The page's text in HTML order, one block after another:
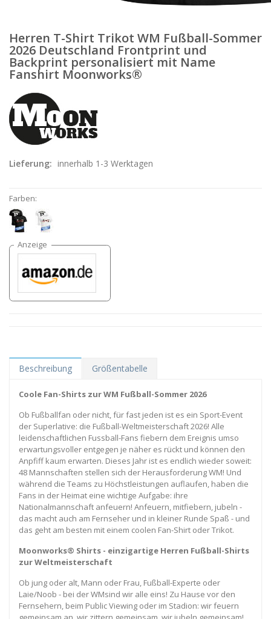
Herren T-Shirt Trikot WM Fußball-Sommer
2026 Deutschland Frontprint und
Backprint personalisiert mit Name
Fanshirt Moonworks®
Lieferung: innerhalb 1-3 Werktagen
Farben:
Beschreibung Größentabelle
Coole Fan-Shirts zur WM Fußball-Sommer 2026
Ob Fußballfan oder nicht, für fast jeden ist es ein Sport-Event
der Superlative: die Fußball-Weltmeisterschaft 2026! Alle
leidenschaftlichen Fussball-Fans fiebern dem Ereignis umso
erwartungsvoller entgegen je näher es rückt und können den
Anpfiff kaum erwarten. Dieses Jahr ist es endlich wieder soweit:
48 Mannschaften stellen sich der Herausforderung WM! Und
während die Teams zu Höchstleistungen auflaufen, haben die
Fans in der Heimat eine wichtige Aufgabe: ihre
Nationalmannschaft anfeuern! Anfeuern, mitfiebern, jubeln -
das macht auch am Fernseher und in kleiner Runde Spaß - und
das geht am besten mit einem coolen Fan-Shirt oder Trikot.
Moonworks® Shirts - einzigartige Herren Fußball-Shirts
zur Weltmeisterschaft
Ob jung oder alt, Mann oder Frau, Fußball-Experte oder
Laie/Noob - bei der WMsind wir alle eins! Zu Hause vor den
Fernsehern, beim Public Viewing oder im Stadion: wir feuern